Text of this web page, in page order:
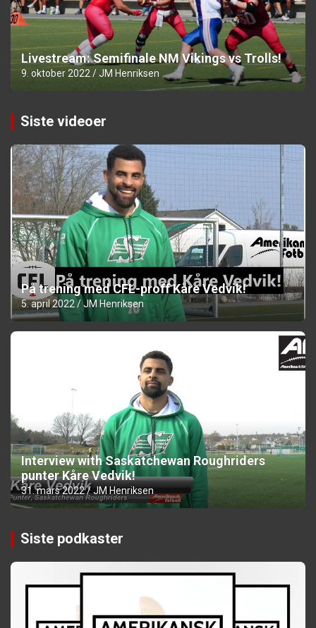
Livestream: Semifinale NM Vikings vs Trolls!
9. oktober 2022 JM Henriksen
Siste videoer
På trening med CFL-proff Kåre Vedvik!
5. april 2022 JM Henriksen
Interview with Saskatchewan Roughriders
punter Kåre Vedvik!
31. mars 2022 JM Henriksen
Siste podkaster